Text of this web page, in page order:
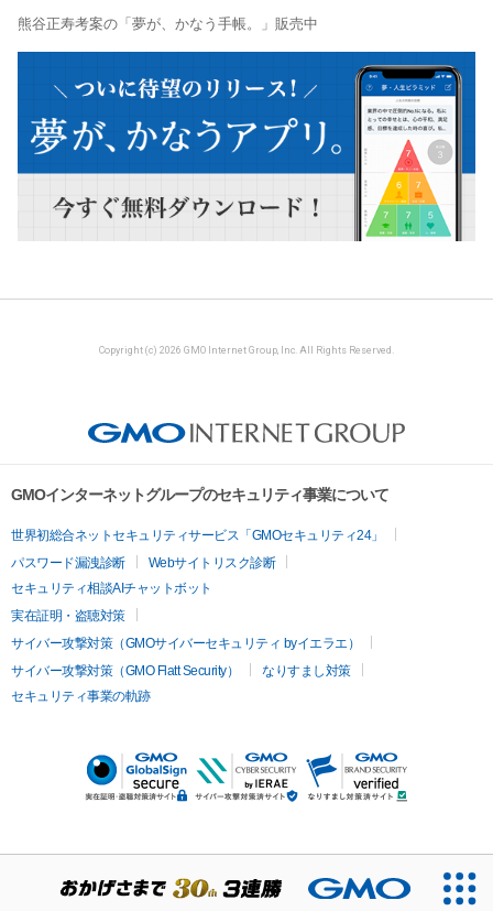
熊谷正寿考案の「夢が、かなう手帳。」販売中
Copyright (c) 2026 GMO Internet Group, Inc. All Rights Reserved.
GMOインターネットグループのセキュリティ事業について
世界初総合ネットセキュリティサービス「GMOセキュリティ24」
パスワード漏洩診断
Webサイトリスク診断
セキュリティ相談AIチャットボット
実在証明・盗聴対策
サイバー攻撃対策（GMOサイバーセキュリティ byイエラエ）
サイバー攻撃対策（GMO Flatt Security）
なりすまし対策
セキュリティ事業の軌跡